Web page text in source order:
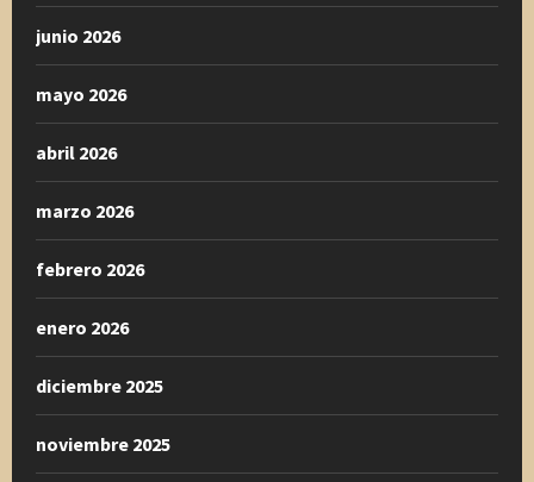
junio 2026
mayo 2026
abril 2026
marzo 2026
febrero 2026
enero 2026
diciembre 2025
noviembre 2025